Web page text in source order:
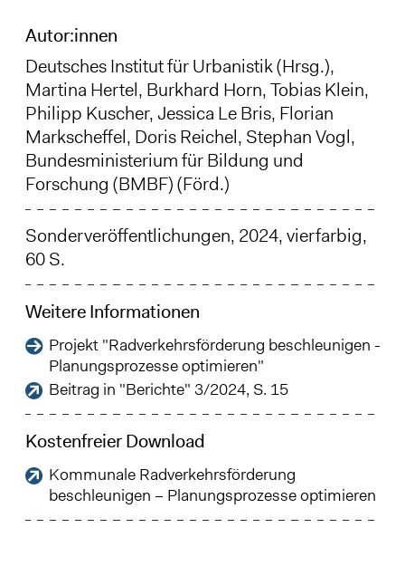
Autor:innen
Deutsches Institut für Urbanistik (Hrsg.),
Martina Hertel, Burkhard Horn,Tobias Klein,
Philipp Kuscher, Jessica Le Bris, Florian
Markscheffel, Doris Reichel, Stephan Vogl,
Bundesministerium für Bildung und
Forschung (BMBF) (Förd.)
Sonderveröffentlichungen, 2024, vierfarbig,
60 S.
Weitere Informationen
Projekt "Radverkehrsförderung beschleunigen -
Planungsprozesse optimieren"
Beitrag in "Berichte" 3/2024, S. 15
Kostenfreier Download
Kommunale Radverkehrsförderung
beschleunigen – Planungsprozesse optimieren